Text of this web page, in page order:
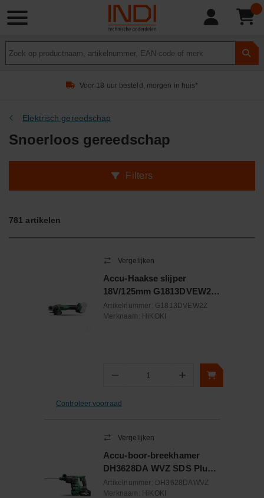
Voor 18 uur besteld, morgen in huis*
Elektrisch gereedschap
Snoerloos gereedschap
Filters
781 artikelen
Vergelijken
Accu-Haakse slijper
18V/125mm G1813DVEW2Z
HiKOKI
Artikelnummer: G1813DVEW2Z
Merknaam: HiKOKI
− Aantal +
Controleer voorraad
Vergelijken
Accu-boor-breekhamer
DH3628DA WVZ SDS Plus
36V multivolt + laadset
Artikelnummer: DH3628DAWVZ
Merknaam: HiKOKI